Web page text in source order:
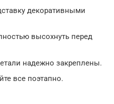
декоративными
высохнуть перед
надежно закреплены.
все поэтапно.